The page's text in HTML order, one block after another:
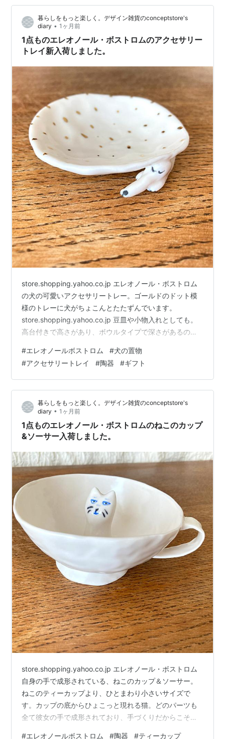
暮らしをもっと楽しく。デザイン雑貨のconceptstore's
diary • 1ヶ月前
1点ものエレオノール・ボストロムのアクセサリー
トレイ新入荷しました。
store.shopping.yahoo.co.jp エレオノール・ボストロム
の犬の可愛いアクセサリートレー。ゴールドのドット模
様のトレーに犬がちょこんとたたずんでいます。
store.shopping.yahoo.co.jp 豆皿や小物入れとしても。
高台付きで高さがあり、ボウルタイプで深さがあるので
ブルコーディネートなどにもおすすめ。置物として飾っ
てもかわいい作品です。 store.shopping.yahoo.co.jp わ
ずかですが当店入荷しました。 お急ぎギフトに是非！ 他
にもプレゼントにぴったりのお得なギフトセットなど
色々ご用意してい…
#エレオノールボストロム #犬の置物
#アクセサリートレイ #陶器 #ギフト
暮らしをもっと楽しく。デザイン雑貨のconceptstore's
diary • 1ヶ月前
1点ものエレオノール・ボストロムのねこのカップ
&ソーサー入荷しました。
store.shopping.yahoo.co.jp エレオノール・ボストロム
自身の手で成形されている、ねこのカップ＆ソーサー。
ねこのティーカップより、ひとまわり小さいサイズで
す。カップの底からひょこっと現れる猫。どのパーツも
全て彼女の手で成形されており、手づくりだからこその
#エレオノールボストロム #陶器 #ティーカップ